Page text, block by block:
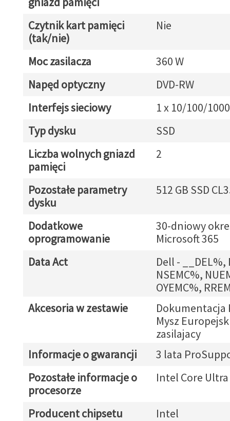
Czytnik kart pamięci
(tak/nie)
Nie
Moc zasilacza
360 W
Napęd optyczny
DVD-RW
Interfejs sieciowy
1 x 10/100/
Typ dysku
SSD
Liczba wolnych gniazd
pamięci
2
Pozostałe parametry
dysku
512 GB SSD
Dodatkowe
oprogramowanie
30-dniowy
Microsoft 365
Data Act
Dell - __DEL%,
NSEMC%,
OYEMC%,
Akcesoria w zestawie
Dokumentacja
Mysz
zasilajacy
Informacje o gwarancji
3 lata
Pozostałe informacje o
procesorze
Intel Core Ultra
Producent chipsetu
Intel